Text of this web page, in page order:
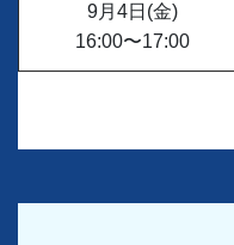
9月4日(金)
16:00〜17:00